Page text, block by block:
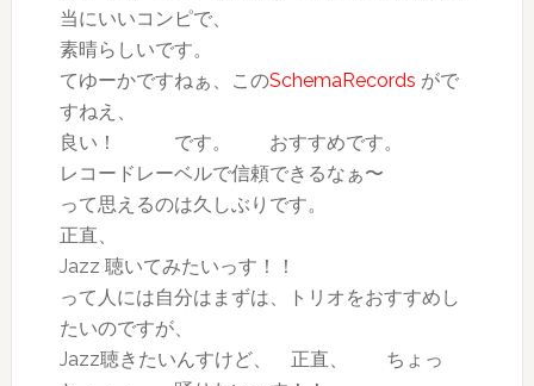
当にいいコンピで、
素晴らしいです。
てゆーかですねぁ、このSchemaRecords がで
すねえ、
良い！ です。 おすすめです。
レコードレーベルで信頼できるなぁ〜
って思えるのは久しぶりです。
正直、
Jazz 聴いてみたいっす！！
って人には自分はまずは、トリオをおすすめし
たいのですが、
Jazz聴きたいんすけど、 正直、 ちょっ